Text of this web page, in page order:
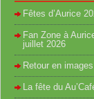
Fêtes d’Aurice
Fan Zone à
juillet 2026
Retour en
La fête du